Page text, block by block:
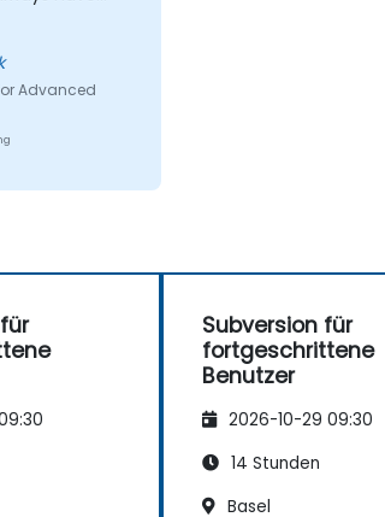
Advanced
Subversion für
fortgeschrittene
Benutzer
2026-10-29 09:30
14 Stunden
Basel